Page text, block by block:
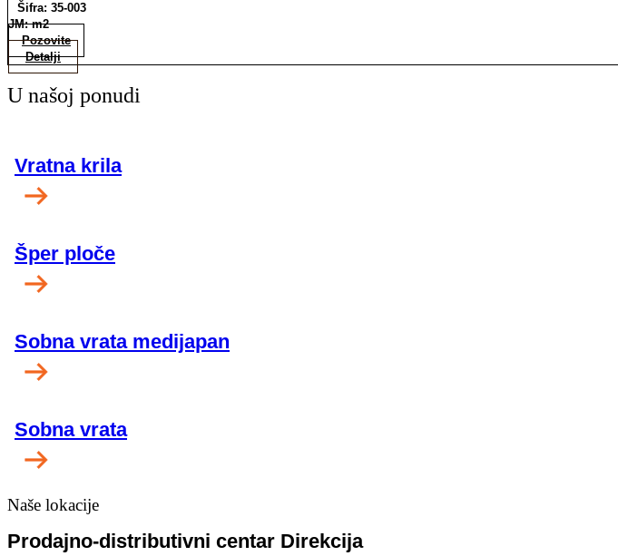
Šifra: 35-003
JM: m2
Pozovite
Detalji
U našoj ponudi
Vratna krila
Šper ploče
Sobna vrata medijapan
Sobna vrata
Naše lokacije
Prodajno-distributivni centar Direkcija